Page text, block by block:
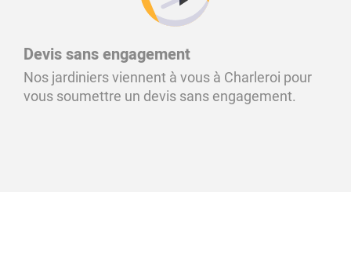
Devis sans engagement
Nos jardiniers viennent à vous à Charleroi pour
vous soumettre un devis sans engagement.